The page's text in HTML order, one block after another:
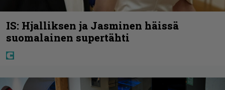
IS: Hjalliksen ja Jasminen häissä
suomalainen supertähti